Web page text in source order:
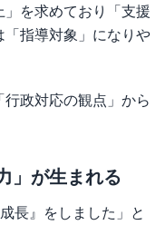
を求めており「支援
指導対象」になりや
政対応の観点」から
」が生まれる
長』をしました」と